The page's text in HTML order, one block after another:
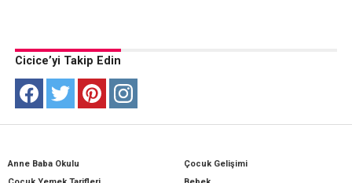
Cicice’yi Takip Edin
Anne Baba Okulu
Çocuk Gelişimi